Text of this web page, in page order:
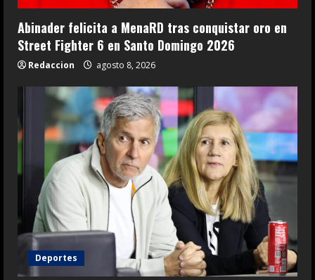
Abinader felicita a MenaRD tras conquistar oro en
Street Fighter 6 en Santo Domingo 2026
Redaccion agosto 8, 2026
Deportes